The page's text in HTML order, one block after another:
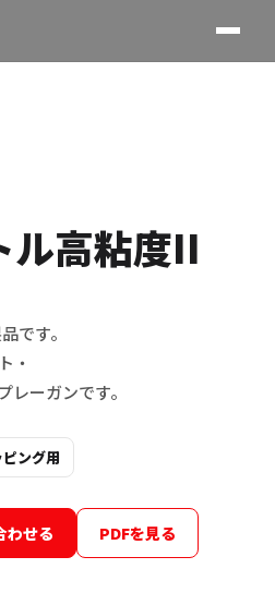
ル高粘度II
です。
・
レーガンです。
ング用
わせる PDFを見る